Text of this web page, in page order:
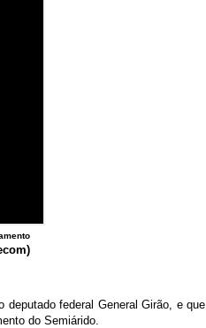
deputado federal General Girão, e que
do Semiárido.